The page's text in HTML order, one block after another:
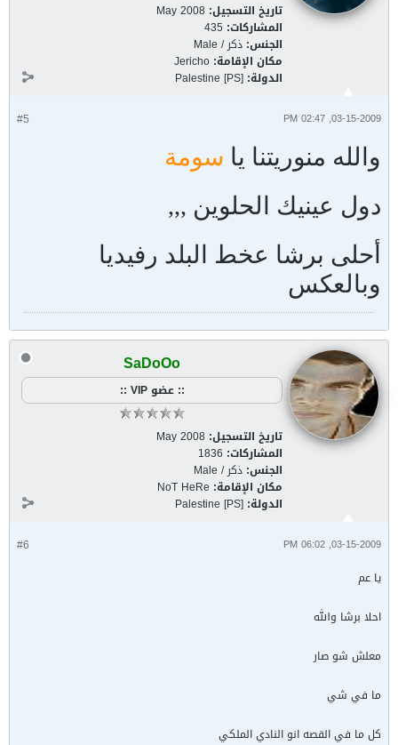
تاريخ التسجيل: May 2008
المشاركات: 435
الجنس: ذكر / Male
مكان الإقامة: Jericho
الدولة: Palestine [PS]
#5 03-15-2009, 02:47 PM
والله منوريتنا يا سومة
دول عينيك الحلوين ,,,
أحلى برشا عخط البلد رفيديا
وبالعكس
SaDoOo
:: عضو VIP ::
تاريخ التسجيل: May 2008
المشاركات: 1836
الجنس: ذكر / Male
مكان الإقامة: NoT HeRe
الدولة: Palestine [PS]
#6 03-15-2009, 06:02 PM
يا عم
احلا برشا والله
معلش شو صار
ما في شي
كل ما في القصه انو النادي الملكي